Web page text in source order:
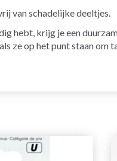
van schadelijke deeltjes.
hebt, krijg je een
ze op het punt staan om